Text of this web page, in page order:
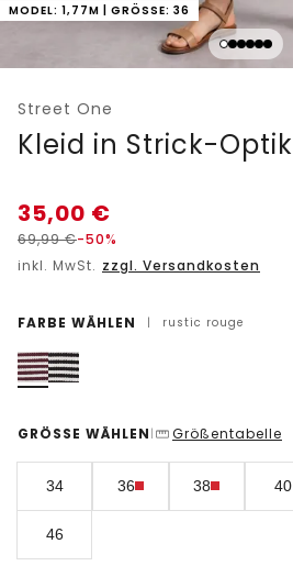
MODEL: 1,77M | GRÖSSE: 36
Street One
Kleid in Strick-Optik
35,00 €
69,99€-50%
inkl. MwSt. zzgl. Versandkosten
FARBE WÄHLEN | rustic rouge
GRÖSSE WÄHLEN | Größentabelle
34 36 38 40
46